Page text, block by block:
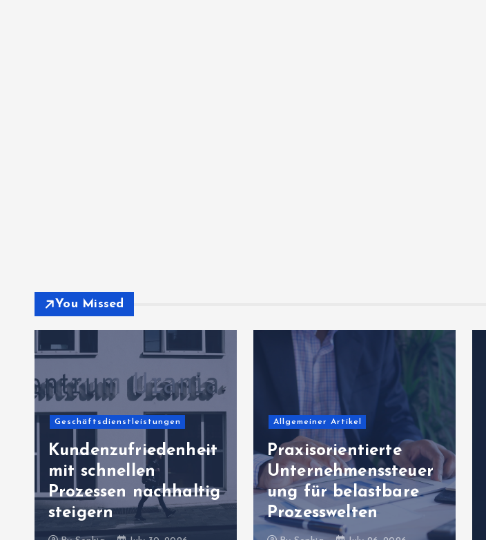
You Missed
Geschäftsdienstleistungen
Kundenzufriedenheit
mit schnellen
Prozessen nachhaltig
steigern
Allgemeiner Artikel
Praxisorientierte
Unternehmenssteuer
ung für belastbare
Prozesswelten